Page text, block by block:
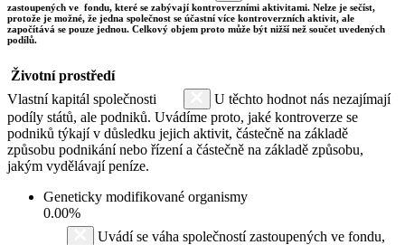
zastoupených ve fondu, které se zabývají kontroverzními aktivitami. Nelze je sečíst,
protože je možné, že jedna společnost se účastní více kontroverzních aktivit, ale
započítává se pouze jednou. Celkový objem proto může být nižší než součet uvedených
podílů.
Životní prostředí
Vlastní kapitál společnosti
U těchto hodnot nás nezajímají
podíly států, ale podniků. Uvádíme proto, jaké kontroverze se
podniků týkají v důsledku jejich aktivit, částečně na základě
způsobu podnikání nebo řízení a částečně na základě způsobu,
jakým vydělávají peníze.
Geneticky modifikované organismy
0.00%
Uvádí se váha společností zastoupených ve fondu,